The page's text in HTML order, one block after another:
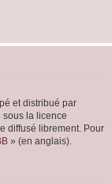
et distribué par
sous la licence
diffusé librement. Pour
» (en anglais).